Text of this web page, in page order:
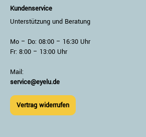
Kundenservice
Unterstützung und Beratung
Mo – Do: 08:00 – 16:30 Uhr
Fr: 8:00 – 13:00 Uhr
Mail:
service@eyelu.de
Vertrag widerrufen